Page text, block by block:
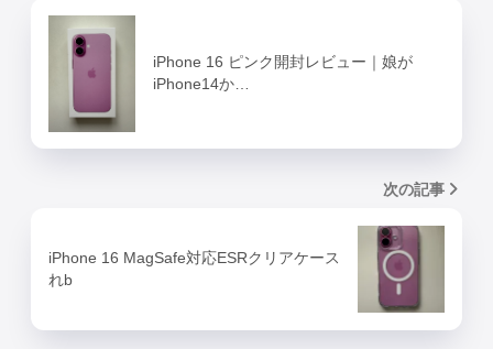
iPhone 16 ピンク開封レビュー｜娘が
iPhone14か…
次の記事
iPhone 16 MagSafe対応ESRクリアケース
れb